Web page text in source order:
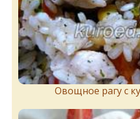
Овощное рагу с